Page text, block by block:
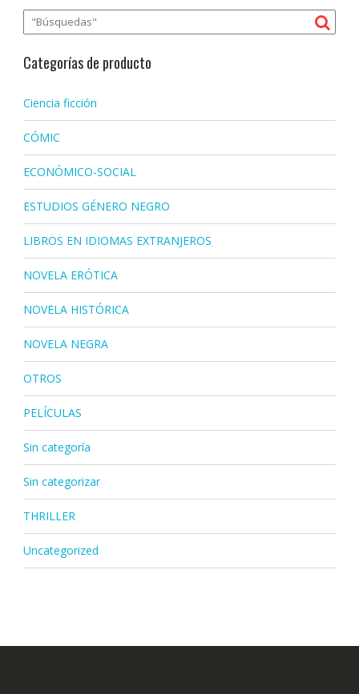
Categorías de producto
Ciencia ficción
CÓMIC
ECONÓMICO-SOCIAL
ESTUDIOS GÉNERO NEGRO
LIBROS EN IDIOMAS EXTRANJEROS
NOVELA ERÓTICA
NOVELA HISTÓRICA
NOVELA NEGRA
OTROS
PELÍCULAS
Sin categoría
Sin categorizar
THRILLER
Uncategorized